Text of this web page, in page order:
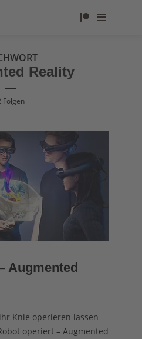
Reality
Folgen
Augmented
Knie operieren lassen
operiert – Augmented